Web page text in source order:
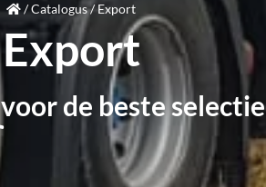
/Catalogus/Export
Export
voor de beste selectie